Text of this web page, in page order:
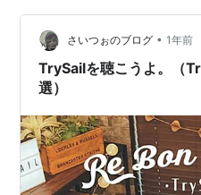
さいつぉのブログ • 1年前
TrySailを聴こうよ。（
選）